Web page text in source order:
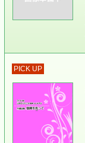
PICK UP